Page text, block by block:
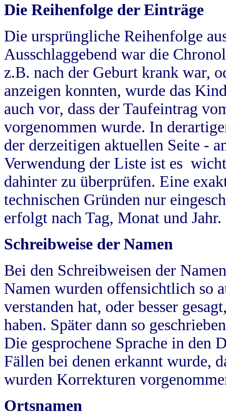
Die Reihenfolge der Einträge
Die ursprüngliche Reihenfolge
Ausschlaggebend war die
z.B. nach der Geburt krank war,
anzeigen konnten, wurde das
auch vor, dass der Taufeintrag
vorgenommen wurde. In
der derzeitigen aktuellen Seite -
Verwendung der Liste ist es
dahinter zu überprüfen. Eine
technischen Gründen nur
erfolgt nach Tag, Monat und Jahr.
Schreibweise der Namen
Bei den Schreibweisen der
Namen wurden offensichtlich so
verstanden hat, oder besser
haben. Später dann so
Die gesprochene Sprache in
Fällen bei denen erkannt wurde,
wurden Korrekturen
Ortsnamen